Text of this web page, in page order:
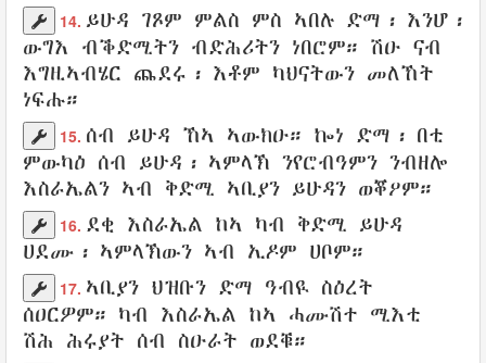
14. ይሁዳ ገጾም ምልስ ምስ ኣበሉ ድማ፡ እንሆ፡
ውግእ ብቕድሚትን ብድሕሪትን ነበሮም። ሽዑ ናብ
እግዚኣብሄር ጨደሩ ፡ እቶም ካህናትውን መለኸት
ነፍሑ።
15. ሰብ ይሁዳ ኸኣ ኣውክዑ። ኰነ ድማ፡ በቲ
ምውካዕ ሰብ ይሁዳ፡ ኣምላኽ ንየሮብዓምን ንብዘሎ
እስራኤልን ኣብ ቅድሚ ኣቢያን ይሁዳን ወቖዖም።
16. ደቂ እስራኤል ከኣ ካብ ቅድሚ ይሁዳ
ሀደሙ ፡ ኣምላኽውን ኣብ ኢዶም ሀቦም።
17. ኣቢያን ህዝቡን ድማ ዓብዪ ስዕረት
ሰዐርዎም። ካብ እስራኤል ከኣ ሓሙሽተ ሚእቲ
ሽሕ ሕሩያት ሰብ ስዑራት ወደቑ።